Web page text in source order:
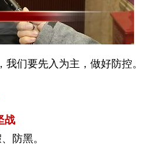
们要先入为主，做好防控。
战
防黑。